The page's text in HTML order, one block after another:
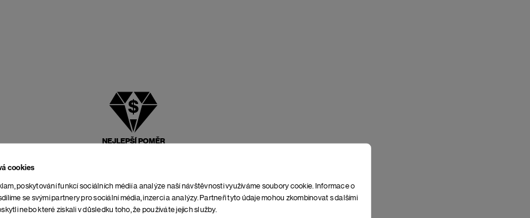
cookies
poskytování funkcí sociálních médií a analýze naší návštěvnosti využíváme soubory cookie. Informace o
se svými partnery pro sociální média, inzerci a analýzy. Partneři tyto údaje mohou zkombinovat s dalšími
nebo které získali v důsledku toho, že používáte jejich služby.
NEJLEPŠÍ POMĚR